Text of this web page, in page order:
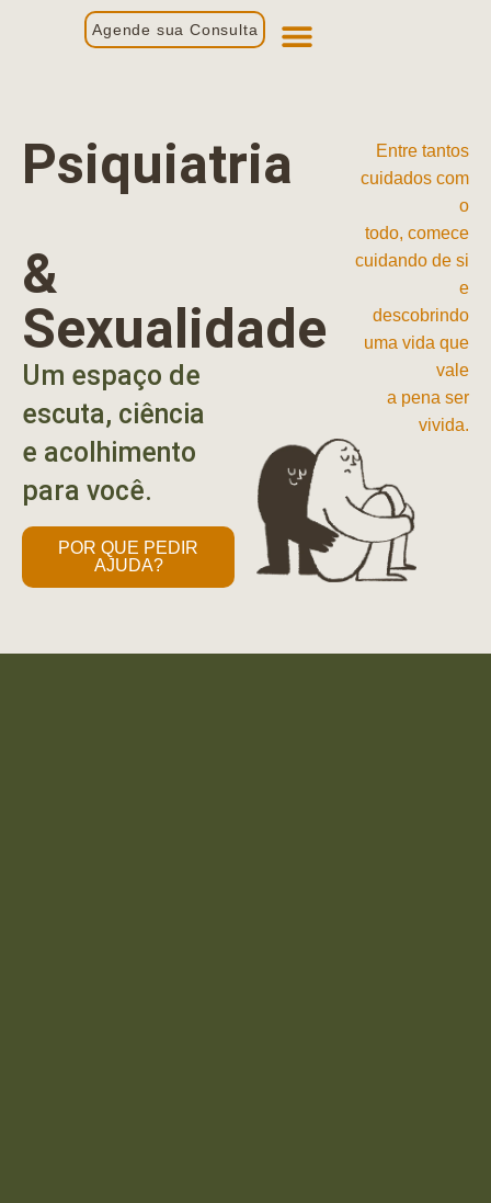
Agende sua Consulta
Psiquiatria
&
Sexualidade
Um espaço de
escuta, ciência
e acolhimento
para você.
POR QUE PEDIR
AJUDA?
Entre tantos
cuidados com
o
todo, comece
cuidando de si
e
descobrindo
uma vida que
vale
a pena ser
vivida.